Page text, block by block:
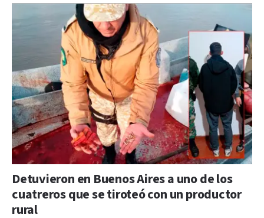
Detuvieron en Buenos Aires a uno de los
cuatreros que se tiroteó con un productor
rural